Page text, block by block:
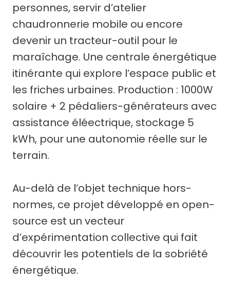
personnes, servir d’atelier
chaudronnerie mobile ou encore
devenir un tracteur-outil pour le
maraîchage. Une centrale énergétique
itinérante qui explore l’espace public et
les friches urbaines. Production : 1000W
solaire + 2 pédaliers-générateurs avec
assistance éléectrique, stockage 5
kWh, pour une autonomie réelle sur le
terrain.
Au-delà de l’objet technique hors-
normes, ce projet développé en open-
source est un vecteur
d’expérimentation collective qui fait
découvrir les potentiels de la sobriété
énergétique.